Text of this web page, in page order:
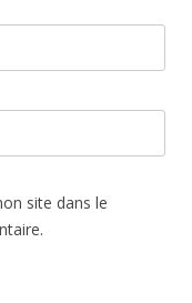
site dans le